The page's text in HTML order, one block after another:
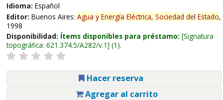
Idioma: Español
Editor: Buenos Aires: Agua y Energía Eléctrica, Sociedad del Estado,
1998
Disponibilidad: Ítems disponibles para préstamo: Signatura
topográfica: 621.374.5/A282/v.1 (1).
Hacer reserva
Agregar al carrito